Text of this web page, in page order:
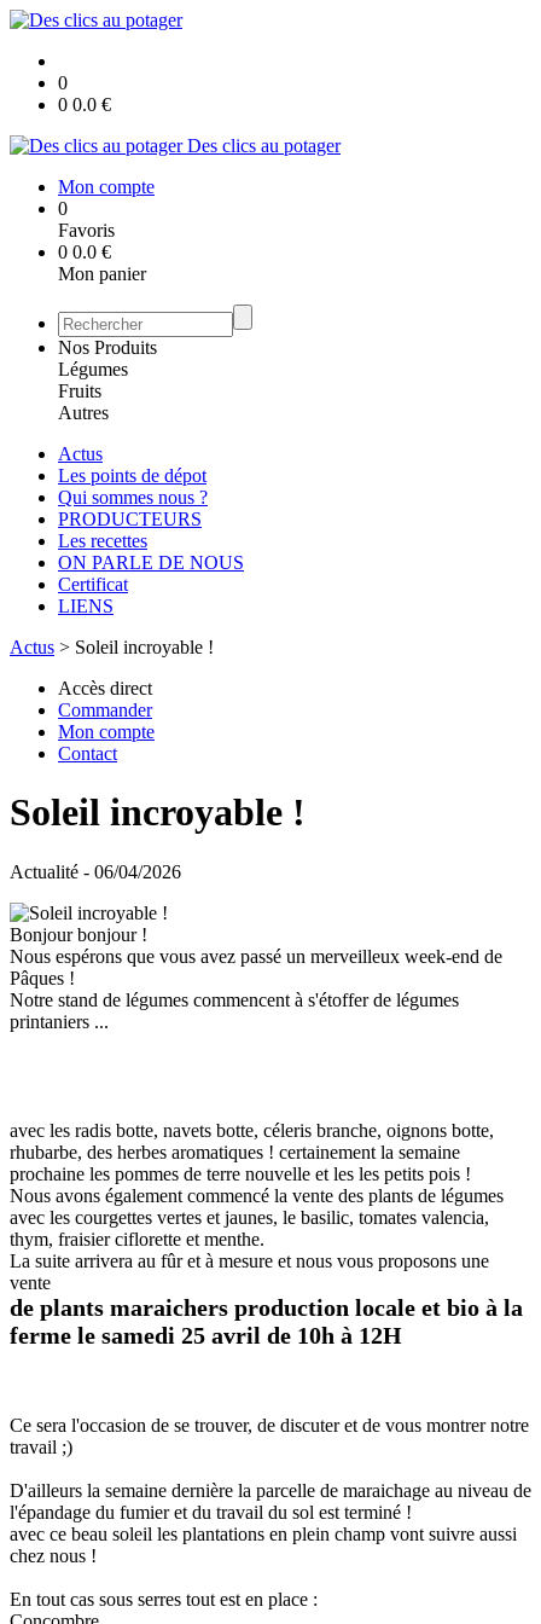
0
0 0.0 €
Des clics au potager
Mon compte
0
Favoris
0 0.0 €
Mon panier
Nos Produits
Légumes
Fruits
Autres
Actus
Les points de dépot
Qui sommes nous ?
PRODUCTEURS
Les recettes
ON PARLE DE NOUS
Certificat
LIENS
Actus > Soleil incroyable !
Accès direct
Commander
Mon compte
Contact
Soleil incroyable !
Actualité - 06/04/2026
Bonjour bonjour !
Nous espérons que vous avez passé un merveilleux week-end de
Pâques !
Notre stand de légumes commencent à s'étoffer de légumes
printaniers ...
avec les radis botte, navets botte, céleris branche, oignons botte,
rhubarbe, des herbes aromatiques ! certainement la semaine
prochaine les pommes de terre nouvelle et les les petits pois !
Nous avons également commencé la vente des plants de légumes
avec les courgettes vertes et jaunes, le basilic, tomates valencia,
thym, fraisier ciflorette et menthe.
La suite arrivera au fûr et à mesure et nous vous proposons une
vente
de plants maraichers production locale et bio à la
ferme le samedi 25 avril de 10h à 12H
Ce sera l'occasion de se trouver, de discuter et de vous montrer notre
travail ;)
D'ailleurs la semaine dernière la parcelle de maraichage au niveau de
l'épandage du fumier et du travail du sol est terminé !
avec ce beau soleil les plantations en plein champ vont suivre aussi
chez nous !
En tout cas sous serres tout est en place :